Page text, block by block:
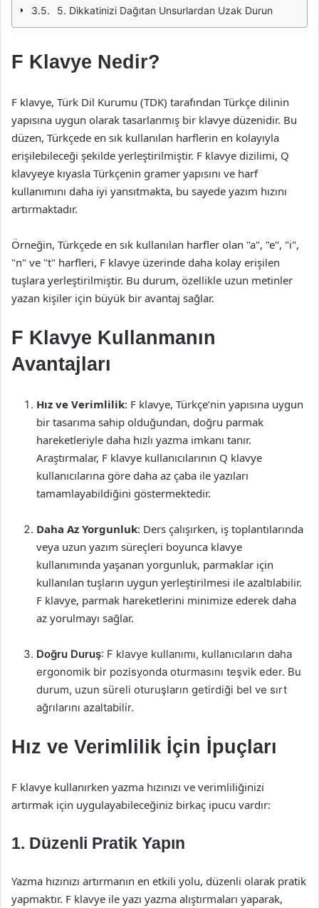
5. Dikkatinizi Dağıtan Unsurlardan Uzak Durun
F Klavye Nedir?
F klavye, Türk Dil Kurumu (TDK) tarafından Türkçe dilinin
yapısına uygun olarak tasarlanmış bir klavye düzenidir. Bu
düzen, Türkçede en sık kullanılan harflerin en kolayıyla
erişilebileceği şekilde yerleştirilmiştir. F klavye dizilimi, Q
klavyeye kıyasla Türkçenin gramer yapısını ve harf
kullanımını daha iyi yansıtmakta, bu sayede yazım hızını
artırmaktadır.
Örneğin, Türkçede en sık kullanılan harfler olan "a", "e", "i",
"n" ve "t" harfleri, F klavye üzerinde daha kolay erişilen
tuşlara yerleştirilmiştir. Bu durum, özellikle uzun metinler
yazan kişiler için büyük bir avantaj sağlar.
F Klavye Kullanmanın
Avantajları
Hız ve Verimlilik: F klavye, Türkçe’nin yapısına uygun
bir tasarıma sahip olduğundan, doğru parmak
hareketleriyle daha hızlı yazma imkanı tanır.
Araştırmalar, F klavye kullanıcılarının Q klavye
kullanıcılarına göre daha az çaba ile yazıları
tamamlayabildiğini göstermektedir.
Daha Az Yorgunluk: Ders çalışırken, iş toplantılarında
veya uzun yazım süreçleri boyunca klavye
kullanımında yaşanan yorgunluk, parmaklar için
kullanılan tuşların uygun yerleştirilmesi ile azaltılabilir.
F klavye, parmak hareketlerini minimize ederek daha
az yorulmayı sağlar.
Doğru Duruş: F klavye kullanımı, kullanıcıların daha
ergonomik bir pozisyonda oturmasını teşvik eder. Bu
durum, uzun süreli oturuşların getirdiği bel ve sırt
ağrılarını azaltabilir.
Hız ve Verimlilik İçin İpuçları
F klavye kullanırken yazma hızınızı ve verimliliğinizi
artırmak için uygulayabileceğiniz birkaç ipucu vardır:
1. Düzenli Pratik Yapın
Yazma hızınızı artırmanın en etkili yolu, düzenli olarak pratik
yapmaktır. F klavye ile yazı yazma alıştırmaları yaparak,